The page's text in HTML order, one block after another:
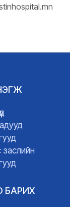
заслийн
БАРИХ